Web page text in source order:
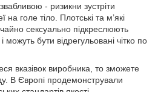
- ризикни зустріти
голе тіло. Плотські та м’які
сексуально підкреслюють
можуть бути відрегульовані чітко по
вказівок виробника, то зможете
В Європі продемонстрували